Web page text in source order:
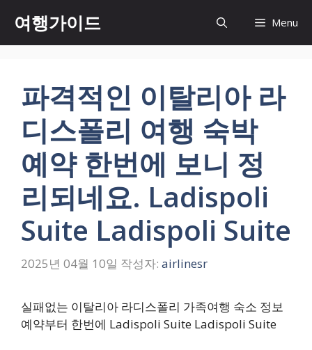
츠
여행가이드 Menu
파격적인 이탈리아 라
디스폴리 여행 숙박
예약 한번에 보니 정
리되네요. Ladispoli
Suite Ladispoli Suite
2025년 04월 10일 작성자: airlinesr
실패없는 이탈리아 라디스폴리 가족여행 숙소 정보
예약부터 한번에 Ladispoli Suite Ladispoli Suite